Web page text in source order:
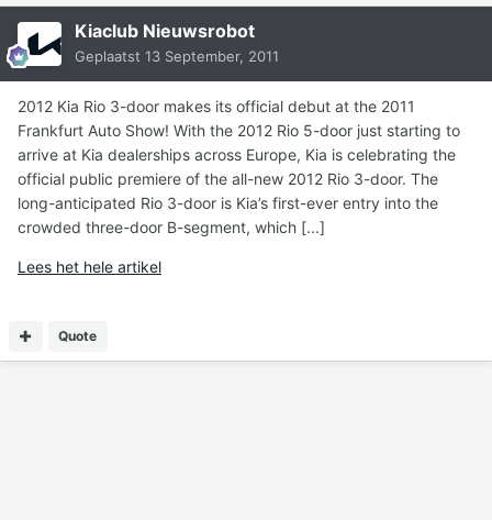
Kiaclub Nieuwsrobot
Geplaatst 13 September, 2011
2012 Kia Rio 3-door makes its official debut at the 2011
Frankfurt Auto Show! With the 2012 Rio 5-door just starting to
arrive at Kia dealerships across Europe, Kia is celebrating the
official public premiere of the all-new 2012 Rio 3-door. The
long-anticipated Rio 3-door is Kia’s first-ever entry into the
crowded three-door B-segment, which [...]
Lees het hele artikel
Quote